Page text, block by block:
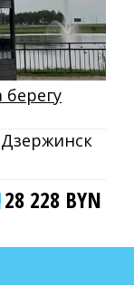
берегу
28 228 BYN